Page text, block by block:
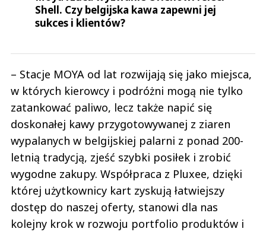
Shell. Czy belgijska kawa zapewni jej
sukces i klientów?
– Stacje MOYA od lat rozwijają się jako miejsca,
w których kierowcy i podróżni mogą nie tylko
zatankować paliwo, lecz także napić się
doskonałej kawy przygotowywanej z ziaren
wypalanych w belgijskiej palarni z ponad 200-
letnią tradycją, zjeść szybki posiłek i zrobić
wygodne zakupy. Współpraca z Pluxee, dzięki
której użytkownicy kart zyskują łatwiejszy
dostęp do naszej oferty, stanowi dla nas
kolejny krok w rozwoju portfolio produktów i